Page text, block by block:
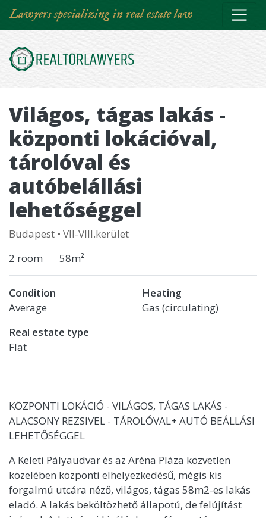
Skip
to
content
Lawyers specializing in real estate law
Világos, tágas lakás -
központi lokációval,
tárolóval és
autóbelállási
lehetőséggel
Budapest • VII-VIII.kerület
2 room
58m²
Condition
Average
Real estate type
Flat
Heating
Gas (circulating)
KÖZPONTI LOKÁCIÓ - VILÁGOS, TÁGAS LAKÁS -
ALACSONY REZSIVEL - TÁROLÓVAL+ AUTÓ BEÁLLÁSI
LEHETŐSÉGGEL
A Keleti Pályaudvar és az Aréna Pláza közvetlen
közelében központi elhelyezkedésű, mégis kis
forgalmú utcára néző, világos, tágas 58m2-es lakás
eladó. A lakás beköltözhető állapotú, de felújítást